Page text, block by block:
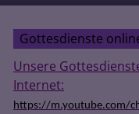
Gottesdienste
Unsere
Internet:
https://m.youtube.com/